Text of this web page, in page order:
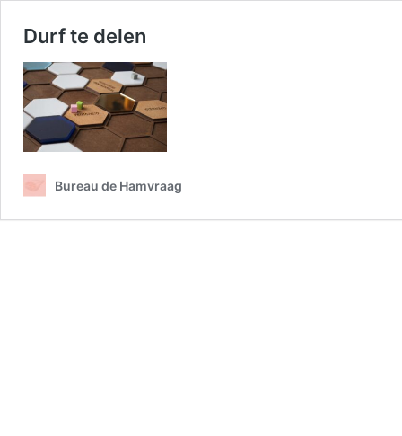
Durf te delen
Bureau de Hamvraag